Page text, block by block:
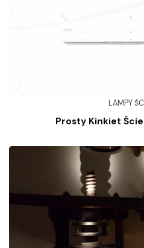
LAMPY
Prosty Kinkiet